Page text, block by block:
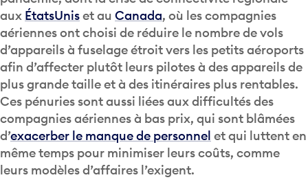
aux ÉtatsUniset au Canada, où les compagnies
aériennes ont choisi de réduire le nombre de vols
d’appareils à fuselage étroit vers les petits aéroports
afin d’affecter plutôt leurs pilotes à des appareils de
plus grande taille et à des itinéraires plus rentables.
Ces pénuries sont aussi liées aux difficultés des
compagnies aériennes à bas prix, qui sont blâmées
d’exacerber le manque de personnel et qui luttent en
même temps pour minimiser leurs coûts, comme
leurs modèles d’affaires l’exigent.